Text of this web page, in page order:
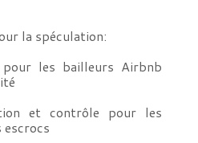
la spéculation:
les bailleurs Airbnb
et contrôle pour les